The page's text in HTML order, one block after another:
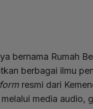
bernama Rumah
berbagai ilmu
resmi dari
media audio,